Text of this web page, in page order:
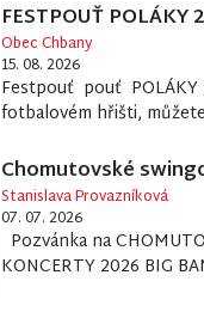
FESTPOUŤ POLÁKY
Obec Chbany
15. 08. 2026
Festpouť pouť
fotbalovém hřišti,
Chomutovské
Stanislava Provazníková
07. 07. 2026
Pozvánka na
KONCERTY 2026 BIG